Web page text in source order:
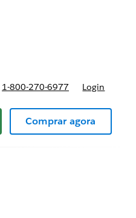
1-800-270-6977 Login
Comprar agora